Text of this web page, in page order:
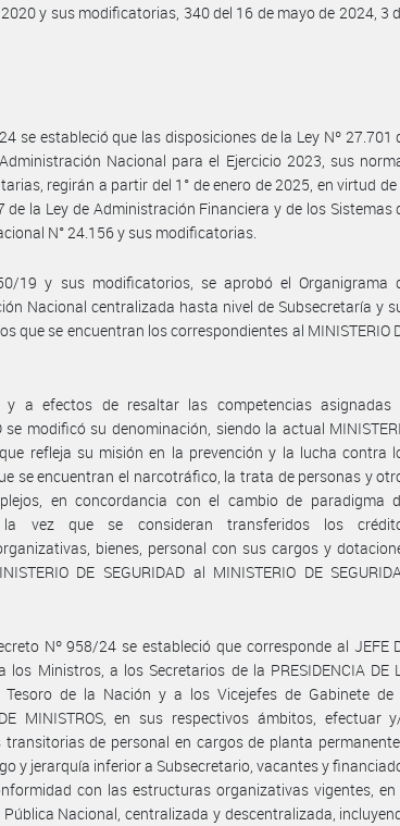
y sus modificatorias, 340 del 16 de mayo de 2024, 3
se estableció que las disposiciones de la Ley Nº 27.701
Nacional para el Ejercicio 2023, sus
regirán a partir del 1° de enero de 2025, en virtud de
la Ley de Administración Financiera y de los Sistemas
N° 24.156 y sus modificatorias.
19 y sus modificatorios, se aprobó el Organigrama
Nacional centralizada hasta nivel de Subsecretaría y
que se encuentran los correspondientes al MINISTERIO
a efectos de resaltar las competencias asignadas
se modificó su denominación, siendo la actual
que refleja su misión en la prevención y la lucha contra
se encuentran el narcotráfico, la trata de personas y
en concordancia con el cambio de paradigma
la vez que se consideran transferidos los
bienes, personal con sus cargos y
DE SEGURIDAD al MINISTERIO DE
Nº 958/24 se estableció que corresponde al JEFE
los Ministros, a los Secretarios de la PRESIDENCIA DE
Tesoro de la Nación y a los Vicejefes de Gabinete de
MINISTROS, en sus respectivos ámbitos, efectuar
de personal en cargos de planta
y jerarquía inferior a Subsecretario, vacantes y
con las estructuras organizativas vigentes, en
Nacional, centralizada y descentralizada,